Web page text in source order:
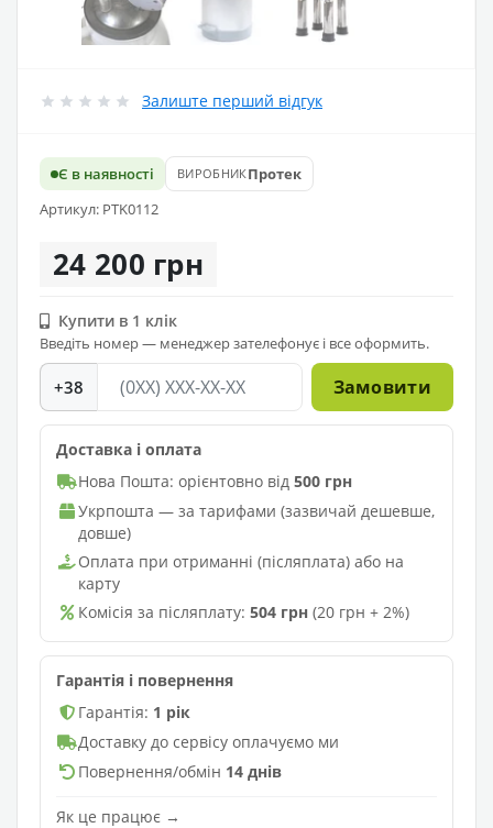
Залиште перший відгук
Є в наявності ВИРОБНИКПротек
Артикул: PTK0112
24 200 грн
Купити в 1 клік
Введіть номер — менеджер зателефонує і все оформить.
+38 Замовити
Доставка і оплата
Нова Пошта: орієнтовно від 500 грн
Укрпошта — за тарифами (зазвичай дешевше,
довше)
Оплата при отриманні (післяплата) або на
карту
Комісія за післяплату: 504 грн (20 грн + 2%)
Гарантія і повернення
Гарантія: 1 рік
Доставку до сервісу оплачуємо ми
Повернення/обмін 14 днів
Як це працює →